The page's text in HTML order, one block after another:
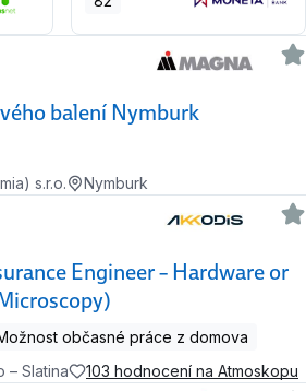
balení Nymburk
s.r.o.
Nymburk
Engineer – Hardware or
občasné práce z domova
– Slatina 103 hodnocení na Atmoskopu